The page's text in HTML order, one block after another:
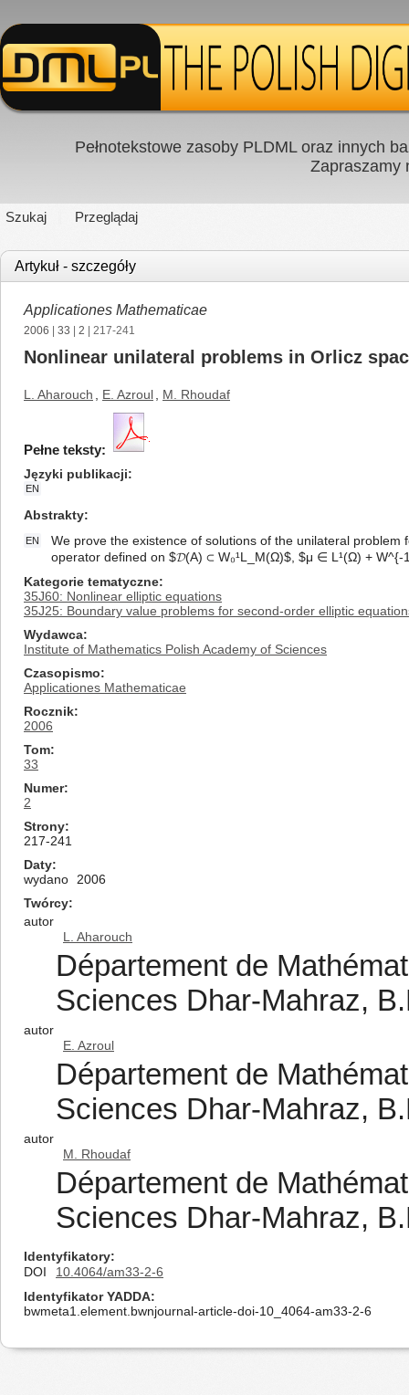
Pełnotekstowe zasoby PLDML oraz innych
Zapraszamy
Szukaj Przeglądaj
Artykuł - szczegóły
Applicationes Mathematicae
2006 33 2 | 217-241
Nonlinear unilateral problems in Orlicz
L. Aharouch E. Azroul M. Rhoudaf
Pełne teksty:
Języki publikacji
EN
Abstrakty
EN
We prove the existence of solutions of the unilateral
operator defined on $𝓓(A) ⊂ W₀¹L_M(Ω)$, $μ ∈ L¹(Ω) +
Kategorie tematyczne
35J60: Nonlinear elliptic equations
35J25: Boundary value problems for second-order elliptic
Wydawca
Institute of Mathematics Polish Academy of Sciences
Czasopismo
Applicationes Mathematicae
Rocznik
2006
Tom
33
Numer
2
Strony
217-241
Daty
wydano
2006
Twórcy
autor
L. Aharouch
Département de
Sciences Dhar-Mahraz,
autor
E. Azroul
Département de
Sciences Dhar-Mahraz,
autor
M. Rhoudaf
Département de
Sciences Dhar-Mahraz,
Identyfikatory
DOI
10.4064/am33-2-6
Identyfikator YADDA
bwmeta1.element.bwnjournal-article-doi-10_4064-am33-2-6